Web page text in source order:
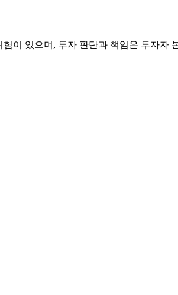
이 있으며, 투자 판단과 책임은 투자자